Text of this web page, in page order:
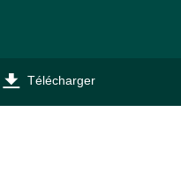
Télécharger